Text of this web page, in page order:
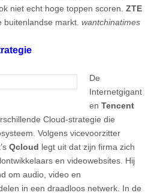
niet echt hoge toppen scoren. ZTE
markt. wantchinatimes
De
Internetgigant
en Tencent
Cloud-strategie die
Volgens vicevoorzitter
Qcloud legt uit dat zijn firma zich
en videowebsites. Hij
om audio, video en
in een draadloos netwerk. In de